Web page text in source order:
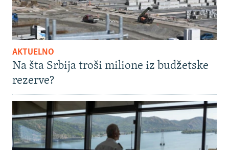
AKTUELNO
Na šta Srbija troši milione iz budžetske
rezerve?